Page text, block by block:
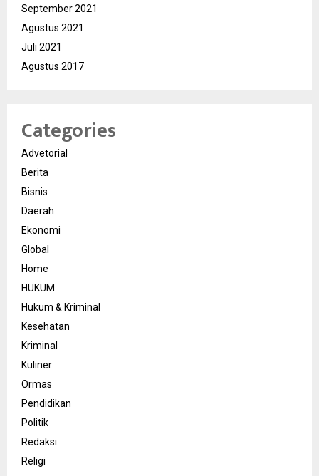
September 2021
Agustus 2021
Juli 2021
Agustus 2017
Categories
Advetorial
Berita
Bisnis
Daerah
Ekonomi
Global
Home
HUKUM
Hukum & Kriminal
Kesehatan
Kriminal
Kuliner
Ormas
Pendidikan
Politik
Redaksi
Religi